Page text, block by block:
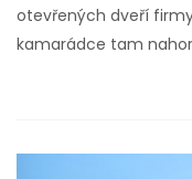
otevřených dveří
kamarádce tam